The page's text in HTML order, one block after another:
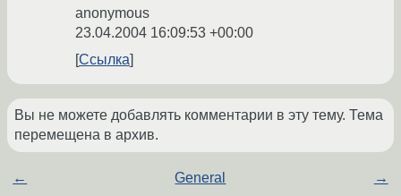
anonymous
23.04.2004 16:09:53 +00:00
Ссылка
Вы не можете добавлять комментарии в эту тему. Тема
перемещена в архив.
← General →